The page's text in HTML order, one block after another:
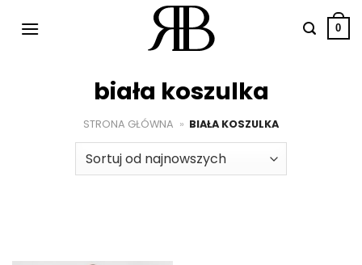
0
biała koszulka
STRONA GŁÓWNA » BIAŁA KOSZULKA